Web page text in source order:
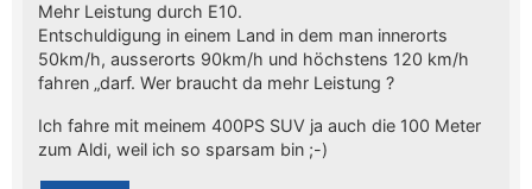
Mehr Leistung durch E10.
Entschuldigung in einem Land in dem man innerorts
50km/h, ausserorts 90km/h und höchstens 120 km/h
fahren „darf. Wer braucht da mehr Leistung ?
Ich fahre mit meinem 400PS SUV ja auch die 100 Meter
zum Aldi, weil ich so sparsam bin ;-)